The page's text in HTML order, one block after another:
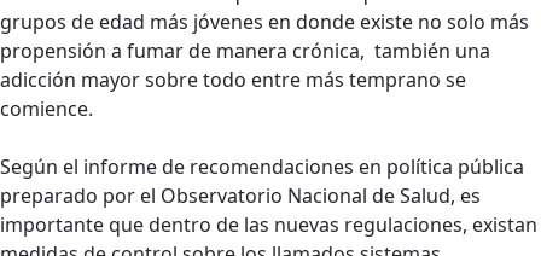
grupos de edad más jóvenes en donde existe no solo más
propensión a fumar de manera crónica, también una
adicción mayor sobre todo entre más temprano se
comience.
Según el informe de recomendaciones en política pública
preparado por el Observatorio Nacional de Salud, es
importante que dentro de las nuevas regulaciones, existan